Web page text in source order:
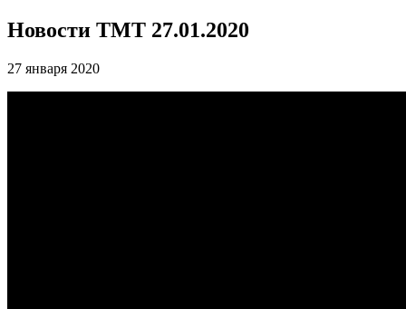
Новости ТМТ 27.01.2020
27 января 2020